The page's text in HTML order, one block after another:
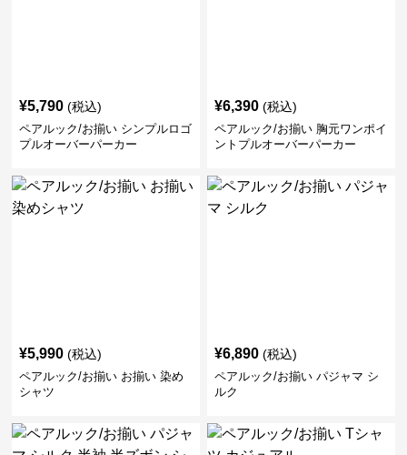
¥5,790 (税込)
ペアルック/お揃い シンプルロゴ
プルオーバーパーカー
¥6,390 (税込)
ペアルック/お揃い 胸元ワンポイ
ントプルオーバーパーカー
¥5,990 (税込)
ペアルック/お揃い お揃い 染め
シャツ
¥6,890 (税込)
ペアルック/お揃い パジャマ シ
ルク